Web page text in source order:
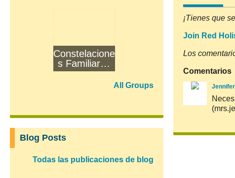
¡Tienes que
Join Red
Los
Comentarios
Constelacione
s Familiares
2a
All Groups
Blog Posts
Todas las publicaciones de blog